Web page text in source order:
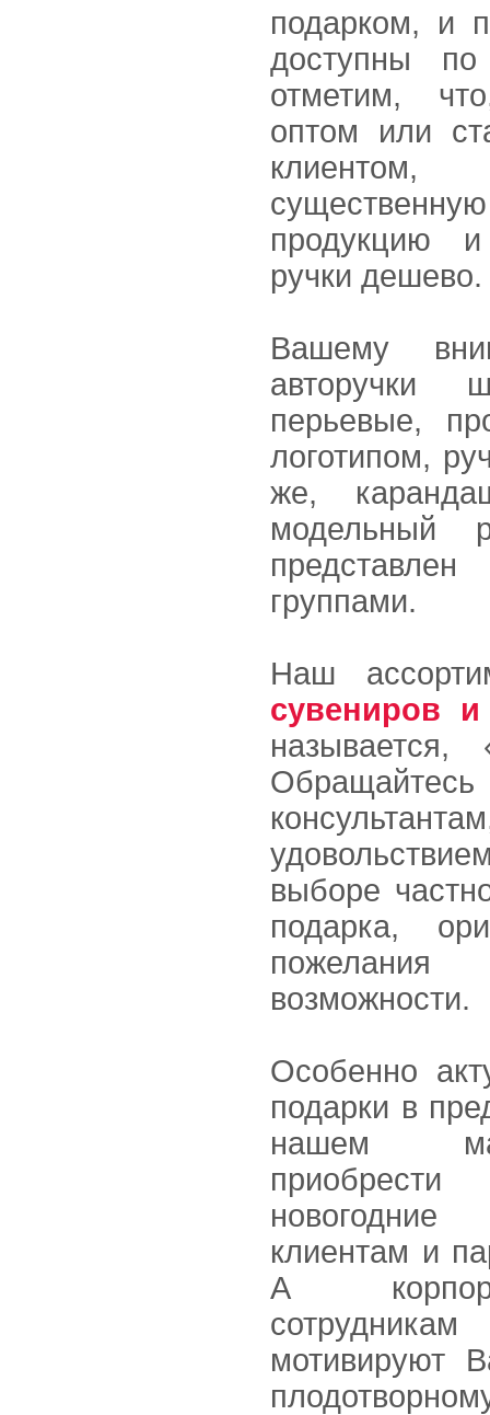
подарком, и
доступны
отметим,
оптом или
продукцию
ручки дешево.
Вашему
авторучки
перьевые,
логотипом,
же,
модельный
группами.
Наш
сувениров и
выборе
подарка,
возможности.
Особенно
подарки в
нашем
клиентам и
А
мотивируют